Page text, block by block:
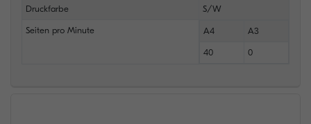
Druckfarbe S/W
Seiten pro Minute A4 A3
40 0